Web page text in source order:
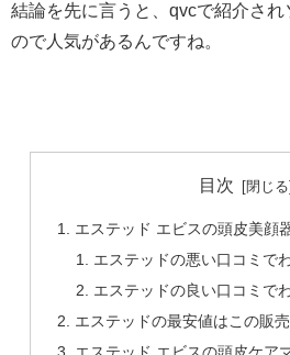
結論を先に言うと、qvcで紹介さ
ので人気があるんですね。
目次
エステッド エビスの頭皮美顔
エステッドの悪い口コミで
エステッドの良い口コミで
エステッドの最安値はこの販